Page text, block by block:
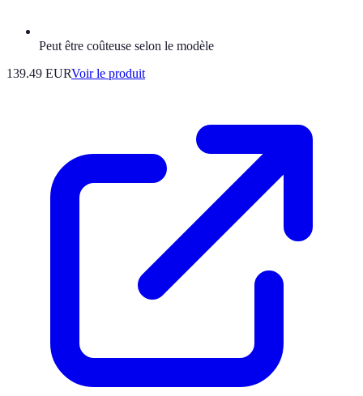
Peut être coûteuse selon le modèle
139.49 EURVoir le produit